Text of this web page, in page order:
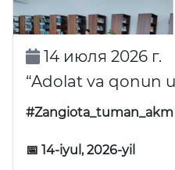
14 июля 2026 г.
“Adolat va qonun
#Zangiota_tuman_akm
📅 14-iyul, 2026-yil